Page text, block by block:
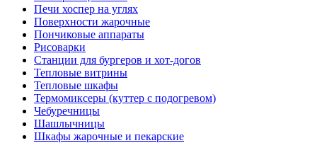
Печи хоспер на углях
Поверхности жарочные
Пончиковые аппараты
Рисоварки
Станции для бургеров и хот-догов
Тепловые витрины
Тепловые шкафы
Термомиксеры (куттер с подогревом)
Чебуречницы
Шашлычницы
Шкафы жарочные и пекарские